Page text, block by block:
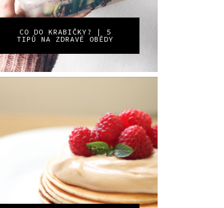
CO DO KRABIČKY? | 5
TIPŮ NA ZDRAVÉ OBĚDY